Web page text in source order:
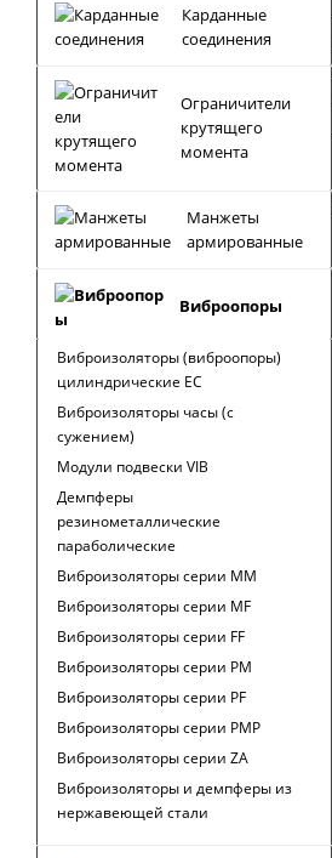
Карданные
соединения
Ограничители
крутящего
момента
Манжеты
армированные
Виброопоры
Виброизоляторы (виброопоры)
цилиндрические EC
Виброизоляторы часы (с
сужением)
Модули подвески VIB
Демпферы
резинометаллические
параболические
Виброизоляторы серии MM
Виброизоляторы серии MF
Виброизоляторы серии FF
Виброизоляторы серии PM
Виброизоляторы серии PF
Виброизоляторы серии PMP
Виброизоляторы серии ZA
Виброизоляторы и демпферы из
нержавеющей стали